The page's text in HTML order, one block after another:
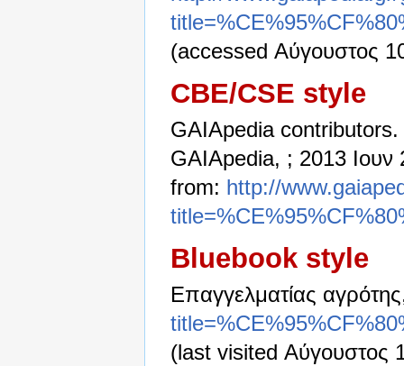
(accessed Αύγουστος
CBE/CSE style
GAIApedia contributors.
GAIApedia, ; 2013
from: http://
Bluebook style
Επαγγελματίας
(last visited Αύγουστος